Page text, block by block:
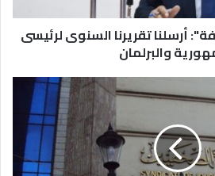
أرسلنا تقريرنا السنوى لرئيسى
والبرلمان